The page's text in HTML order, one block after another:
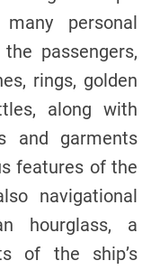
personal
passengers,
rings, golden
along with
and garments
features of the
navigational
hourglass, a
of the ship’s